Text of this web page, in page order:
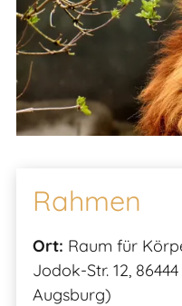
Rahmen
Ort: Raum für
Jodok-Str. 12,
Augsburg)